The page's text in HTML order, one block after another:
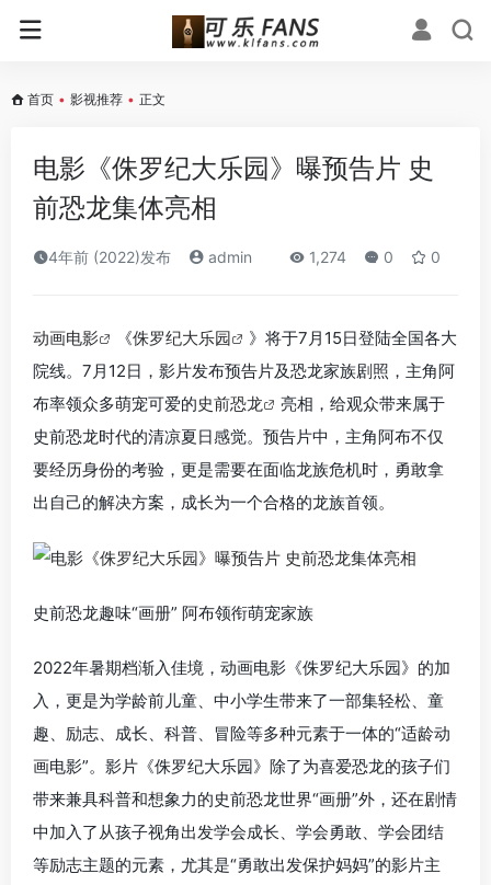
首页 • 影视推荐 • 正文
电影《侏罗纪大乐园》曝预告片 史
前恐龙集体亮相
4年前 (2022)发布 admin 1,274 0 0
动画电影 《侏罗纪大乐园
》将于7月15日登陆全国各大
院线。7月12日，影片发布预告片及恐龙家族剧照，主角阿
布率领众多萌宠可爱的史前恐龙
亮相，给观众带来属于
史前恐龙时代的清凉夏日感觉。预告片中，主角阿布不仅
要经历身份的考验，更是需要在面临龙族危机时，勇敢拿
出自己的解决方案，成长为一个合格的龙族首领。
史前恐龙趣味“画册” 阿布领衔萌宠家族
2022年暑期档渐入佳境，动画电影《侏罗纪大乐园》的加
入，更是为学龄前儿童、中小学生带来了一部集轻松、童
趣、励志、成长、科普、冒险等多种元素于一体的“适龄动
画电影”。影片《侏罗纪大乐园》除了为喜爱恐龙的孩子们
带来兼具科普和想象力的史前恐龙世界“画册”外，还在剧情
中加入了从孩子视角出发学会成长、学会勇敢、学会团结
等励志主题的元素，尤其是“勇敢出发保护妈妈”的影片主